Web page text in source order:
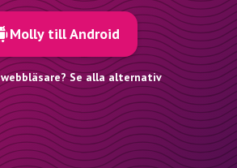
Molly till Android
Se alla alternativ